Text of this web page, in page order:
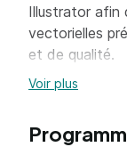
Illustrator afin
vectorielles
et de qualité.
Voir plus